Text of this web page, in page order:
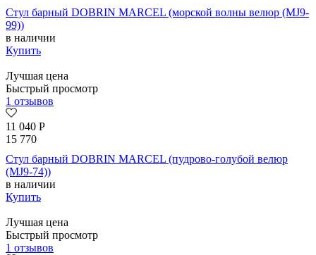
Стул барный DOBRIN MARCEL (морской волны велюр (MJ9-
99))
в наличии
Купить
Лучшая цена
Быстрый просмотр
1 отзывов
11 040 Р
15 770
Стул барный DOBRIN MARCEL (пудрово-голубой велюр
(MJ9-74))
в наличии
Купить
Лучшая цена
Быстрый просмотр
1 отзывов